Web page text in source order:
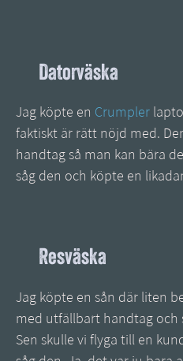
Datorväska
Jag köpte en Crumpler
faktiskt är rätt nöjd med.
handtag så man kan bära
såg den och köpte en
Resväska
Jag köpte en sån där liten
med utfällbart handtag och
Sen skulle vi flyga till en